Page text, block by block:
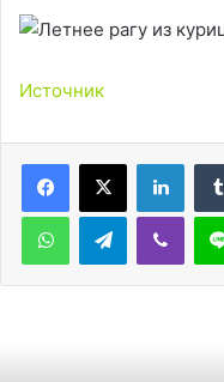
Источник
WhatsAppTelegramViber